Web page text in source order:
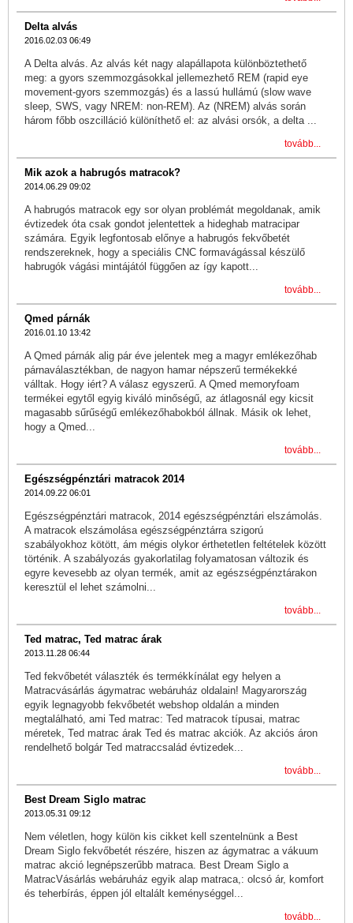
Delta alvás
2016.02.03 06:49
A Delta alvás. Az alvás két nagy alapállapota különböztethető
meg: a gyors szemmozgásokkal jellemezhető REM (rapid eye
movement-gyors szemmozgás) és a lassú hullámú (slow wave
sleep, SWS, vagy NREM: non-REM). Az (NREM) alvás során
három főbb oszcilláció különíthető el: az alvási orsók, a delta ...
tovább...
Mik azok a habrugós matracok?
2014.06.29 09:02
A habrugós matracok egy sor olyan problémát megoldanak, amik
évtizedek óta csak gondot jelentettek a hideghab matracipar
számára. Egyik legfontosab előnye a habrugós fekvőbetét
rendszereknek, hogy a speciális CNC formavágással készülő
habrugók vágási mintájától függően az így kapott...
tovább...
Qmed párnák
2016.01.10 13:42
A Qmed párnák alig pár éve jelentek meg a magyr emlékezőhab
párnaválasztékban, de nagyon hamar népszerű termékekké
válltak. Hogy iért? A válasz egyszerű. A Qmed memoryfoam
termékei egytől egyig kiváló minőségű, az átlagosnál egy kicsit
magasabb sűrűségű emlékezőhabokból állnak. Másik ok lehet,
hogy a Qmed...
tovább...
Egészségpénztári matracok 2014
2014.09.22 06:01
Egészségpénztári matracok, 2014 egészségpénztári elszámolás.
A matracok elszámolása egészségpénztárra szigorú
szabályokhoz kötött, ám mégis olykor érthetetlen feltételek között
történik. A szabályozás gyakorlatilag folyamatosan változik és
egyre kevesebb az olyan termék, amit az egészségpénztárakon
keresztül el lehet számolni...
tovább...
Ted matrac, Ted matrac árak
2013.11.28 06:44
Ted fekvőbetét választék és termékkínálat egy helyen a
Matracvásárlás ágymatrac webáruház oldalain! Magyarország
egyik legnagyobb fekvőbetét webshop oldalán a minden
megtalálható, ami Ted matrac: Ted matracok típusai, matrac
méretek, Ted matrac árak Ted és matrac akciók. Az akciós áron
rendelhető bolgár Ted matraccsalád évtizedek...
tovább...
Best Dream Siglo matrac
2013.05.31 09:12
Nem véletlen, hogy külön kis cikket kell szentelnünk a Best
Dream Siglo fekvőbetét részére, hiszen az ágymatrac a vákuum
matrac akció legnépszerűbb matraca. Best Dream Siglo a
MatracVásárlás webáruház egyik alap matraca,: olcsó ár, komfort
és teherbírás, éppen jól eltalált keménységgel...
tovább...